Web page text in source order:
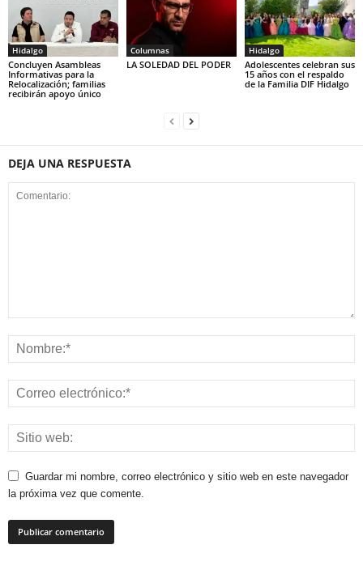
Hidalgo
Concluyen Asambleas
Informativas para la
Relocalización; familias
recibirán apoyo único
Columnas
LA SOLEDAD DEL PODER
Hidalgo
Adolescentes celebran sus
15 años con el respaldo
de la Familia DIF Hidalgo
DEJA UNA RESPUESTA
Guardar mi nombre, correo electrónico y sitio web en este navegador
la próxima vez que comente.